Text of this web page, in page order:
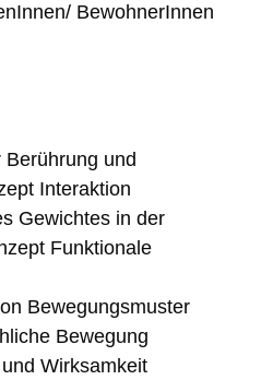
BewohnerInnen
Berührung und
Interaktion
Gewichtes in der
Funktionale
Bewegungsmuster
Bewegung
Wirksamkeit